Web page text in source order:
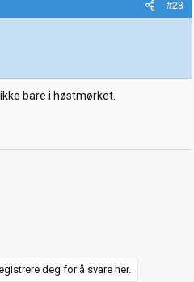
#23
bare i høstmørket.
deg for å svare her.